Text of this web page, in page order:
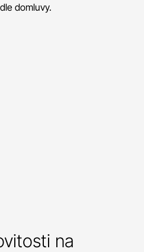
domluvy.
na